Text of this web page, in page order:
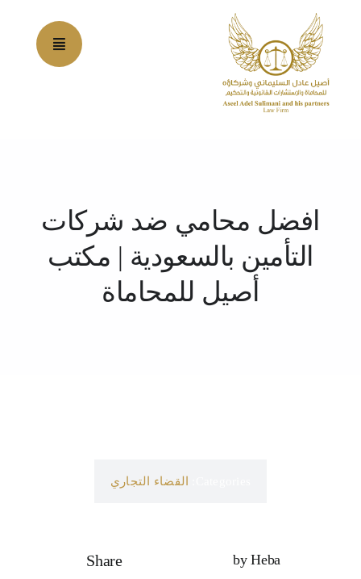
افضل محامي ضد شركات
التأمين بالسعودية | مكتب
أصيل للمحاماة
القضاء التجاري
by Heba
Share